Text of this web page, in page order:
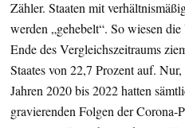
Zähler. Staaten mit
werden „gehebelt“. So wiesen
Ende des Vergleichszeitraums
Staates von 22,7 Prozent auf.
Jahren 2020 bis 2022 hatten
gravierenden Folgen der Corona-